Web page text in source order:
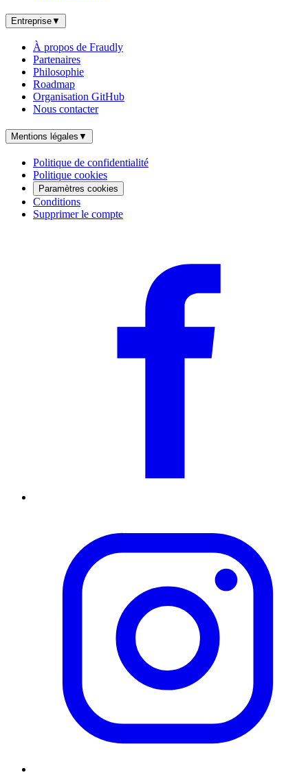
Entreprise▼
À propos de Fraudly
Partenaires
Philosophie
Roadmap
Organisation GitHub
Nous contacter
Mentions légales ▼
Politique de confidentialité
Politique cookies
Paramètres cookies
Conditions
Supprimer le compte